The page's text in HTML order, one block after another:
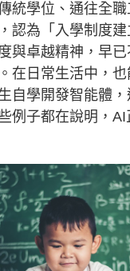
統學位、通往全
認為「入學制度
與卓越精神，早
在日常生活中，
自學開發智能體
例子都在說明，